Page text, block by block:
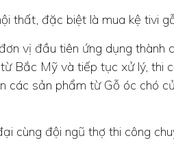
thất, đặc biệt là mua kệ tivi
vị đầu tiên ứng dụng thành
Bắc Mỹ và tiếp tục xử lý, thi
các sản phẩm từ Gỗ óc chó
cùng đội ngũ thợ thi công